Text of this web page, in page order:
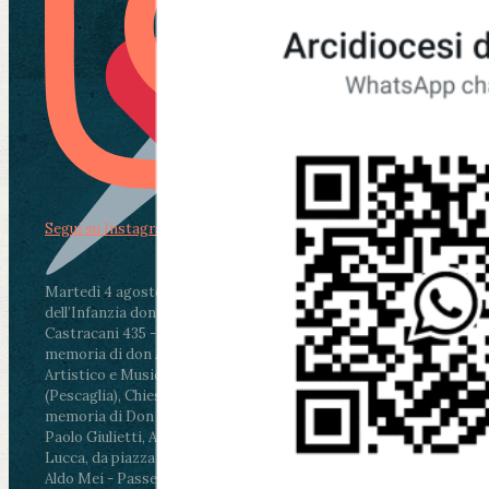
Martedì 4 agosto2026
ore 11:30 - Lucca, Scuola
dell’Infanzia don Aldo Mei - Viale Castruccio
Castracani 435 - Inaugurazione murales in
memoria di don Aldo Mei curato dal Liceo
Artistico e Musicale “Passaglia”
ore 18 - Fiano
(Pescaglia), Chiesa parrocchiale - Messa in
memoria di Don Aldo Mei celebrata da mons.
Paolo Giulietti, Arcivescovo di Lucca
ore 20.30 -
Lucca, da piazza San Michele al Cippo di don
Aldo Mei - Passeggiata della Memoria in alcuni
Segui su Instagram